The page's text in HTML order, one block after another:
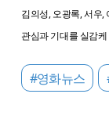
김의성, 오광록, 서우
관심과 기대를 실감
#영화뉴스